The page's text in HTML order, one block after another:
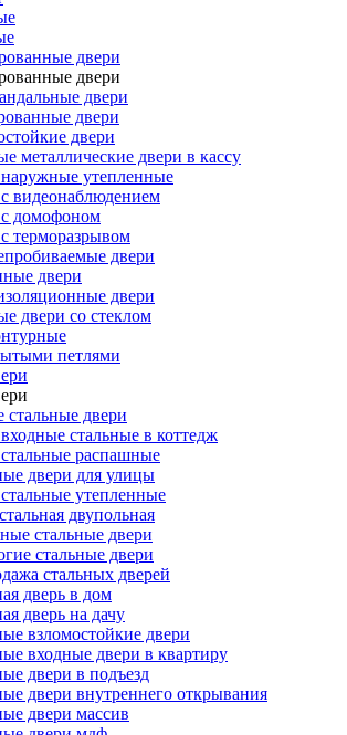
двери
двери
двери
двери
двери
металлические двери в кассу
утепленные
видеонаблюдением
домофоном
терморазрывом
двери
двери
двери
двери со стеклом
петлями
стальные двери
стальные в коттедж
распашные
двери для улицы
утепленные
двупольная
стальные двери
стальные двери
стальных дверей
дверь в дом
дверь на дачу
взломостойкие двери
входные двери в квартиру
двери в подъезд
двери внутреннего открывания
двери массив